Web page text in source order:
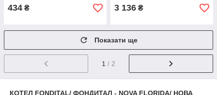
434 ₴ 3 136 ₴
Показати ще
1 / 2
КОТЕЛ FONDITAL/ ФОНДИТАЛ - NOVA FLORIDA/ НОВА